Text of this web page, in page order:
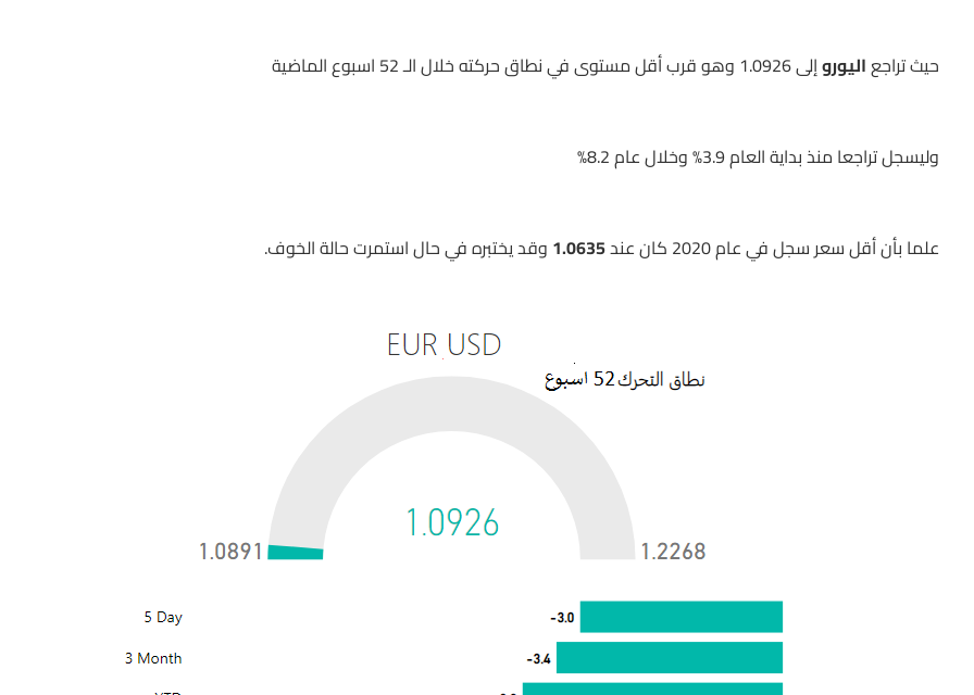
حيث تراجعاليوروإلى 1.0926 وهو قرب أقل مستوى في نطاق حركته خلال الـ 52 اسبوع الماضية
وليسجل تراجعا منذ بداية العام 3.9% وخلال عام 8.2%
علما بأن أقل سعر سجل في عام 2020 كان عند 1.0635 وقد يختبره في حال استمرت حالة الخوف.